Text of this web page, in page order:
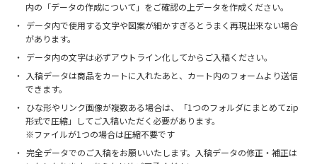
内の「データの作成について」をご確認の上データを作成ください。
データ内で使用する文字や図案が細かすぎるとうまく再現出来ない場合
があります。
データ内の文字は必ずアウトライン化してからご入稿ください。
入稿データは商品をカートに入れたあと、カート内のフォームより送信
できます。
ひな形やリンク画像が複数ある場合は、「1つのフォルダにまとめてzip
形式で圧縮」してご入稿いただく必要があります。
※ファイルが1つの場合は圧縮不要です
完全データでのご入稿をお願いいたします。入稿データの修正・補正は